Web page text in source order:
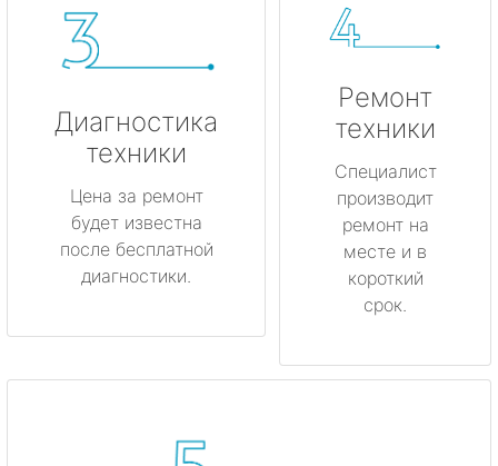
Диагностика
техники
Цена за ремонт
будет известна
после бесплатной
диагностики.
Ремонт
техники
Специалист
производит
ремонт на
месте и в
короткий
срок.